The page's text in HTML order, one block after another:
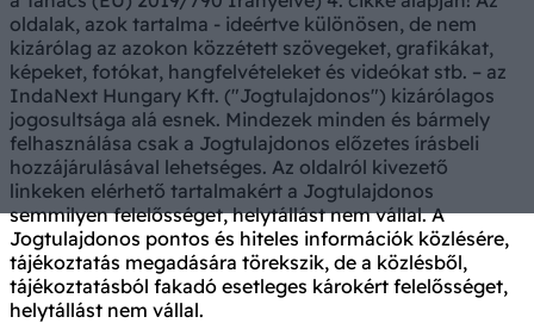
oldalak, azok tartalma - ideértve különösen, de nem
kizárólag az azokon közzétett szövegeket, grafikákat,
képeket, fotókat, hangfelvételeket és videókat stb. – az
IndaNext Hungary Kft. ("Jogtulajdonos") kizárólagos
jogosultsága alá esnek. Mindezek minden és bármely
felhasználása csak a Jogtulajdonos előzetes írásbeli
hozzájárulásával lehetséges. Az oldalról kivezető
linkeken elérhető tartalmakért a Jogtulajdonos
semmilyen felelősséget, helytállást nem vállal. A
Jogtulajdonos pontos és hiteles információk közlésére,
tájékoztatás megadására törekszik, de a közlésből,
tájékoztatásból fakadó esetleges károkért felelősséget,
helytállást nem vállal.